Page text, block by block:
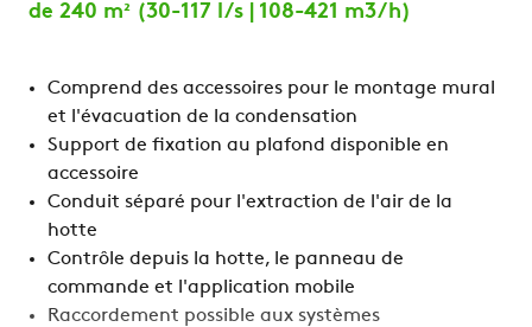
de 240 m² (30-117 l/s | 108-421 m3/h)
Comprend des accessoires pour le montage mural
et l'évacuation de la condensation
Support de fixation au plafond disponible en
accessoire
Conduit séparé pour l'extraction de l'air de la
hotte
Contrôle depuis la hotte, le panneau de
commande et l'application mobile
Raccordement possible aux systèmes